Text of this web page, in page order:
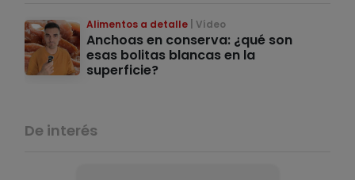
Alimentos a detalle Vídeo
Anchoas en conserva: ¿qué son
esas bolitas blancas en la
superficie?
De interés